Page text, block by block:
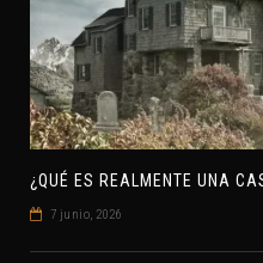
¿QUÉ ES REALMENTE UNA
7 junio, 2026